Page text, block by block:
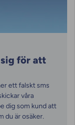
sig för att
ett falskt sms
våra
dig som kund att
du är osäker.